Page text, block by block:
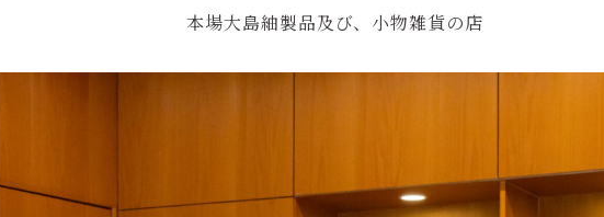
本場大島紬製品及び、小物雑貨の店